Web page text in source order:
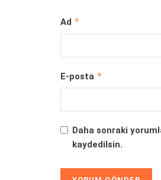
Ad *
E-posta *
Daha sonraki
kaydedilsin.